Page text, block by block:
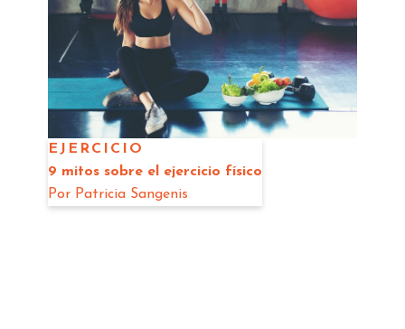
EJERCICIO
9 mitos sobre el ejercicio físico
Por Patricia Sangenis